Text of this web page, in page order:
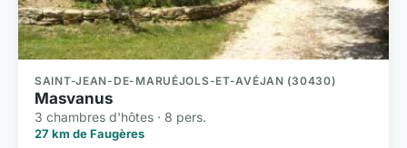
SAINT-JEAN-DE-MARUÉJOLS-ET-AVÉJAN (30430)
Masvanus
3 chambres d'hôtes · 8 pers.
27 km de Faugères